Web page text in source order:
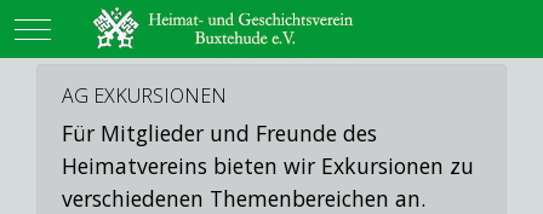
Mobile Menu Toggle
AG EXKURSIONEN
Für Mitglieder und Freunde des
Heimatvereins bieten wir Exkursionen zu
verschiedenen Themenbereichen an.